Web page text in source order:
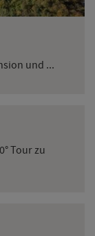
und ...
Tour zu